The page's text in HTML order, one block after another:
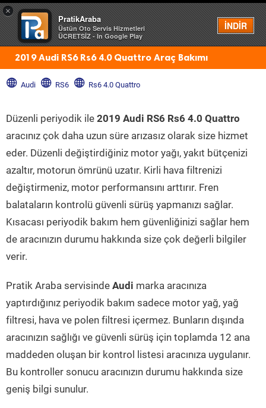
×
PratikAraba
Üstün Oto Servis Hizmetleri
ÜCRETSİZ - In Google Play
İNDİR
Menü
2019 Audi RS6 Rs6 4.0 Quattro Araç Bakımı
Audi RS6 Rs6 4.0 Quattro
Düzenli periyodik ile 2019 Audi RS6 Rs6 4.0 Quattro
aracınız çok daha uzun süre arızasız olarak size hizmet
eder. Düzenli değiştirdiğiniz motor yağı, yakıt bütçenizi
azaltır, motorun ömrünü uzatır. Kirli hava filtrenizi
değiştirmeniz, motor performansını arttırır. Fren
balataların kontrolü güvenli sürüş yapmanızı sağlar.
Kısacası periyodik bakım hem güvenliğinizi sağlar hem
de aracınızın durumu hakkında size çok değerli bilgiler
verir.
Pratik Araba servisinde Audi marka aracınıza
yaptırdığınız periyodik bakım sadece motor yağ, yağ
filtresi, hava ve polen filtresi içermez. Bunların dışında
aracınızın sağlığı ve güvenli sürüş için toplamda 12 ana
maddeden oluşan bir kontrol listesi aracınıza uygulanır.
Bu kontroller sonucu aracınızın durumu hakkında size
geniş bilgi sunulur.